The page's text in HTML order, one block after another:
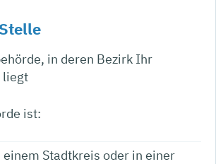
in deren Bezirk Ihr
liegt
ist:
einem Stadtkreis oder in einer